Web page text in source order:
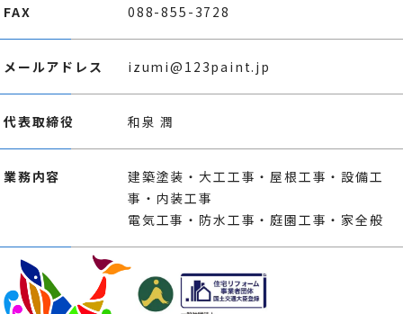
FAX 088-855-3728
メールアドレス izumi@123paint.jp
代表取締役 和泉 潤
業務内容
建築塗装・大工工事・屋根工事・設備工
事・内装工事
電気工事・防水工事・庭園工事・家全般